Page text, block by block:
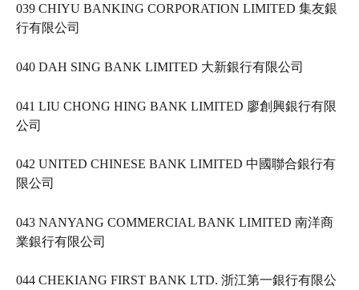
039 CHIYU BANKING CORPORATION LIMITED 集友銀
行有限公司
040 DAH SING BANK LIMITED 大新銀行有限公司
041 LIU CHONG HING BANK LIMITED 廖創興銀行有限
公司
042 UNITED CHINESE BANK LIMITED 中國聯合銀行有
限公司
043 NANYANG COMMERCIAL BANK LIMITED 南洋商
業銀行有限公司
044 CHEKIANG FIRST BANK LTD. 浙江第一銀行有限公